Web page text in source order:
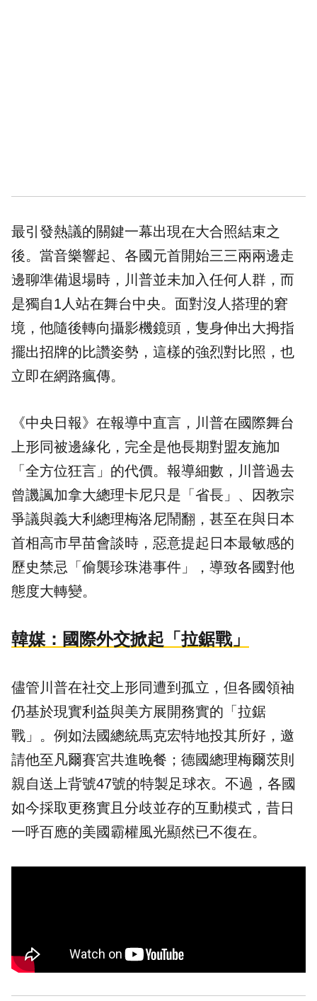
最引發熱議的關鍵一幕出現在大合照結束之
後。當音樂響起、各國元首開始三三兩兩邊走
邊聊準備退場時，川普並未加入任何人群，而
是獨自1人站在舞台中央。面對沒人搭理的窘
境，他隨後轉向攝影機鏡頭，隻身伸出大拇指
擺出招牌的比讚姿勢，這樣的強烈對比照，也
立即在網路瘋傳。
《中央日報》在報導中直言，川普在國際舞台
上形同被邊緣化，完全是他長期對盟友施加
「全方位狂言」的代價。報導細數，川普過去
曾譏諷加拿大總理卡尼只是「省長」、因教宗
爭議與義大利總理梅洛尼鬧翻，甚至在與日本
首相高市早苗會談時，惡意提起日本最敏感的
歷史禁忌「偷襲珍珠港事件」，導致各國對他
態度大轉變。
韓媒：國際外交掀起「拉鋸戰」
儘管川普在社交上形同遭到孤立，但各國領袖
仍基於現實利益與美方展開務實的「拉鋸
戰」。例如法國總統馬克宏特地投其所好，邀
請他至凡爾賽宮共進晚餐；德國總理梅爾茨則
親自送上背號47號的特製足球衣。不過，各國
如今採取更務實且分歧並存的互動模式，昔日
一呼百應的美國霸權風光顯然已不復在。